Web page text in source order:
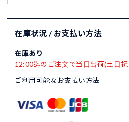
在庫状況 / お支払い方法
在庫あり
12:00迄のご注文で当日出荷(土日
ご利用可能なお支払い方法